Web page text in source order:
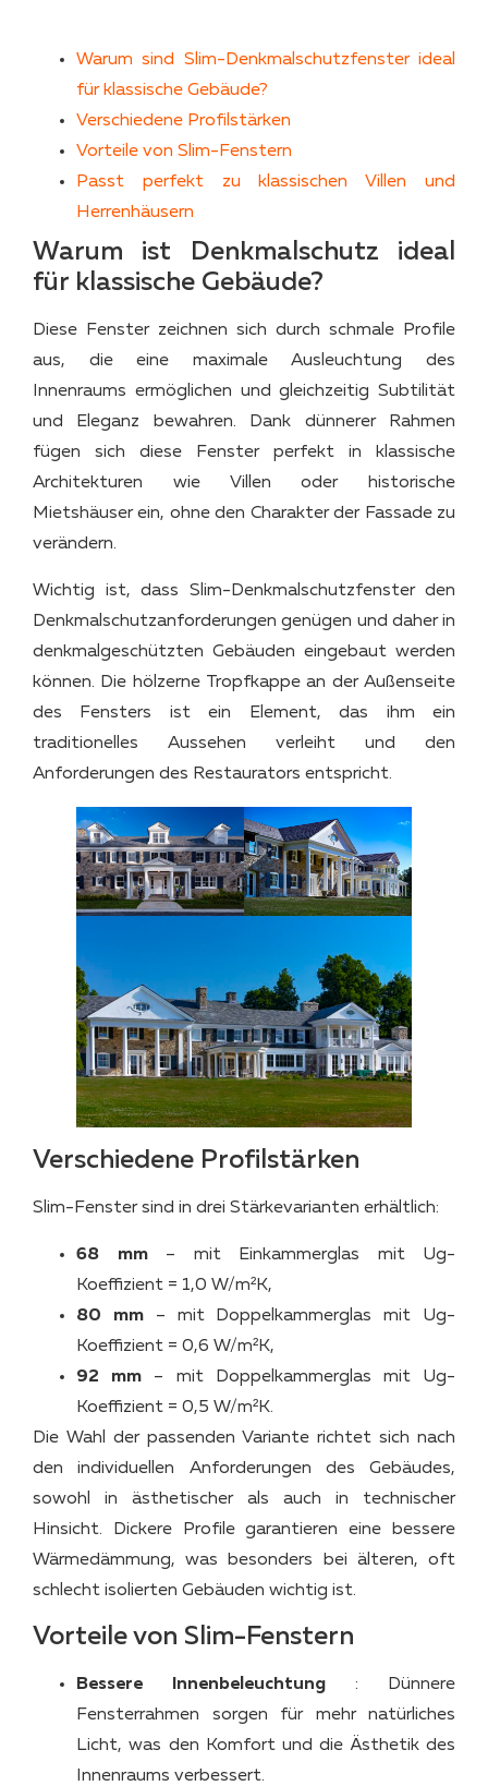
Warum sind Slim-Denkmalschutzfenster ideal
für klassische Gebäude?
Verschiedene Profilstärken
Vorteile von Slim-Fenstern
Passt perfekt zu klassischen Villen und
Herrenhäusern
Warum ist Denkmalschutz ideal
für klassische Gebäude?
Diese Fenster zeichnen sich durch schmale Profile
aus, die eine maximale Ausleuchtung des
Innenraums ermöglichen und gleichzeitig Subtilität
und Eleganz bewahren. Dank dünnerer Rahmen
fügen sich diese Fenster perfekt in klassische
Architekturen wie Villen oder historische
Mietshäuser ein, ohne den Charakter der Fassade zu
verändern.
Wichtig ist, dass Slim-Denkmalschutzfenster den
Denkmalschutzanforderungen genügen und daher in
denkmalgeschützten Gebäuden eingebaut werden
können. Die hölzerne Tropfkappe an der Außenseite
des Fensters ist ein Element, das ihm ein
traditionelles Aussehen verleiht und den
Anforderungen des Restaurators entspricht.
Verschiedene Profilstärken
Slim-Fenster sind in drei Stärkevarianten erhältlich:
68 mm– mit Einkammerglas mit Ug-
Koeffizient = 1,0 W/m²K,
80 mm– mit Doppelkammerglas mit Ug-
Koeffizient = 0,6 W/m²K,
92 mm – mit Doppelkammerglas mit Ug-
Koeffizient = 0,5 W/m²K.
Die Wahl der passenden Variante richtet sich nach
den individuellen Anforderungen des Gebäudes,
sowohl in ästhetischer als auch in technischer
Hinsicht. Dickere Profile garantieren eine bessere
Wärmedämmung, was besonders bei älteren, oft
schlecht isolierten Gebäuden wichtig ist.
Vorteile von Slim-Fenstern
Bessere Innenbeleuchtung : Dünnere
Fensterrahmen sorgen für mehr natürliches
Licht, was den Komfort und die Ästhetik des
Innenraums verbessert.